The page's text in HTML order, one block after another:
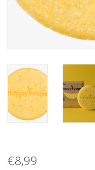
Wenskaarten
Brievenbus Kadootjes
Kadobonnen
Merken
€8,99